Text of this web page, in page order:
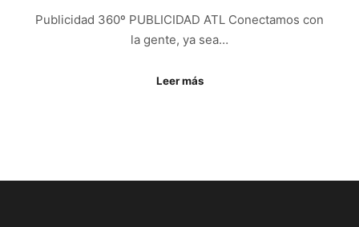
Publicidad 360º PUBLICIDAD ATL Conectamos con
la gente, ya sea…
Leer más